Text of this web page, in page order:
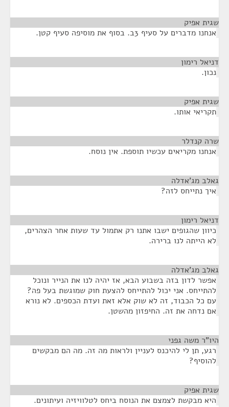
שגית אפיק
אנחנו מדברים על סעיף 3ב. בסוף את מוסיפה סעיף קטן.
דניאל רימון
נכון.
שגית אפיק
תקריאי אותו.
שרה קנדלר
אנחנו מקריאים עכשיו תוספת. אין נוסח.
גאלב מג'אדלה
איך נתייחס לזה?
דניאל רימון
כיוון שהגופים ישבו אתנו רק אתמול עד שעות אחר הצהרים,
לא הייתה לנו ברירה.
גאלב מג'אדלה
אפשר לדון בזה בשבוע הבא, אז יהיה לנו את הנייר ונוכל
להתייחס. אני יכול להתייחס להצעת חוק שמוגשת בעל פה?
עם כל הכבוד, זה לא שוק אלא זאת ועדת הכספים. לא נורא
אם נדחה את זה. החיפזון מהשטן.
היו"ר משה גפני
רגע, תן לי להיכנס לעניין ולראות מה זה. מה הם מבקשים
להוסיף?
שגית אפיק
היא מבקשת לצמצם את הנוסח ביחס לטלוויזיה ועיתונים.